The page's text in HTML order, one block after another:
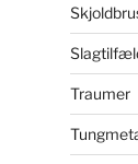
Traumer